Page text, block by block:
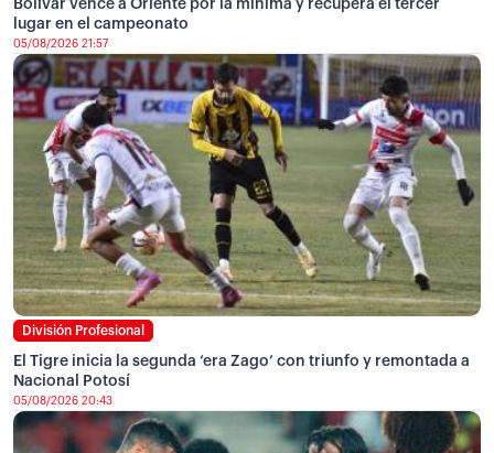
Bolívar vence a Oriente por la mínima y recupera el tercer
lugar en el campeonato
05/08/2026 21:57
División Profesional
El Tigre inicia la segunda ‘era Zago’ con triunfo y remontada a
Nacional Potosí
05/08/2026 20:43